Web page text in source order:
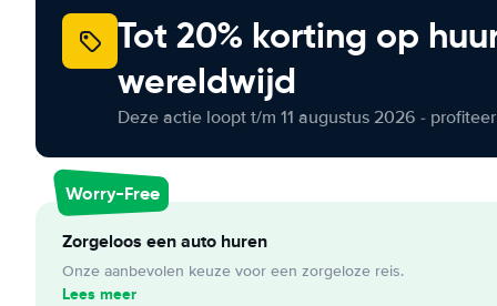
Tot 20% korting op
wereldwijd
Deze actie loopt t/m 11 augustus 2026 -
Worry-Free
Zorgeloos een auto huren
Onze aanbevolen keuze voor een zorgeloze reis.
Lees meer